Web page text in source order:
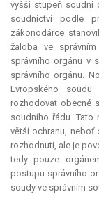
vyšší stupeň soudní
soudnictví podle
zákonodárce
žaloba ve
správního orgánu v
správního orgánu.
Evropského
rozhodovat obecné
soudního řádu. Tato
větší ochranu, neboť
rozhodnutí, ale je
tedy pouze
postupu správního
soudy ve správním